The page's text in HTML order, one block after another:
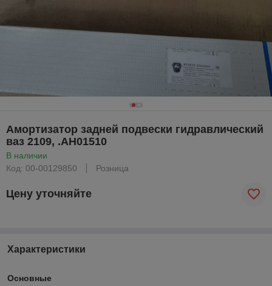
Амортизатор задней подвески гидравлический
ваз 2109, .АН01510
В наличии
Код: 00-00129850
Розница
Цену уточняйте
Характеристики
Основные